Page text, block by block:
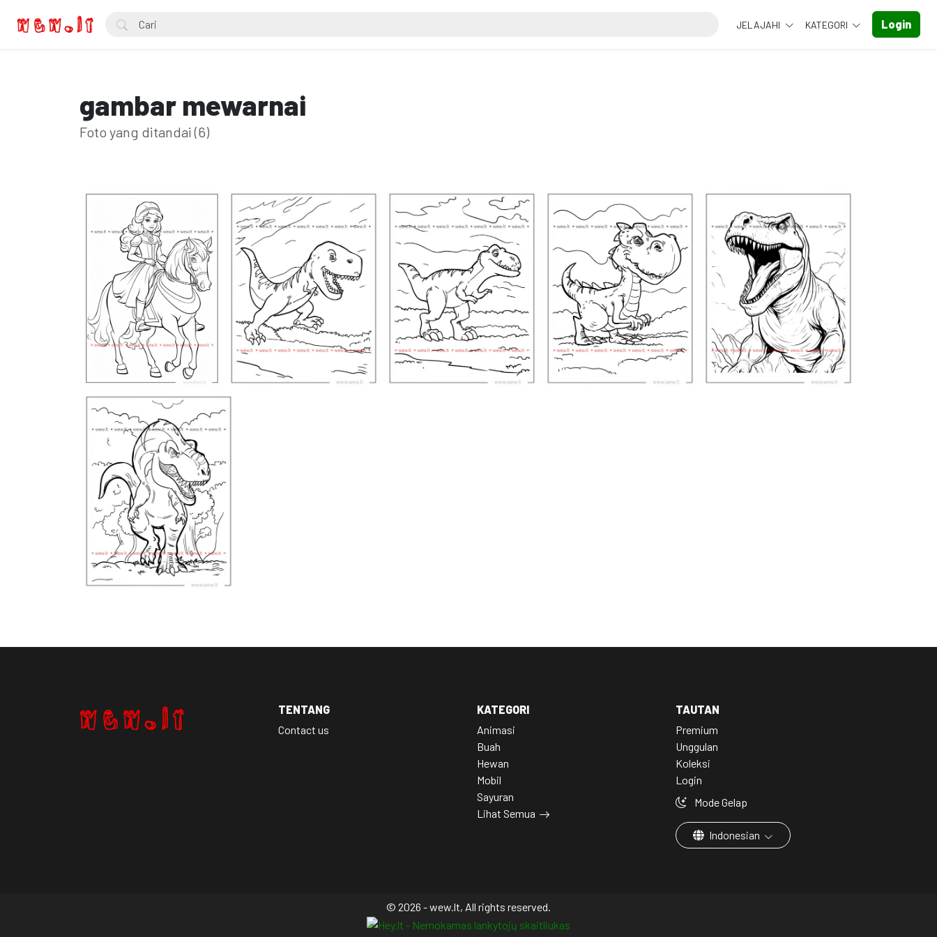
JELAJAHI KATEGORI Login
gambar mewarnai
Foto yang ditandai (6)
TENTANG
Contact us
KATEGORI
Animasi
Buah
Hewan
Mobil
Sayuran
Lihat Semua
TAUTAN
Premium
Unggulan
Koleksi
Login
Mode Gelap
Indonesian
© 2026 - wew.lt, All rights reserved.